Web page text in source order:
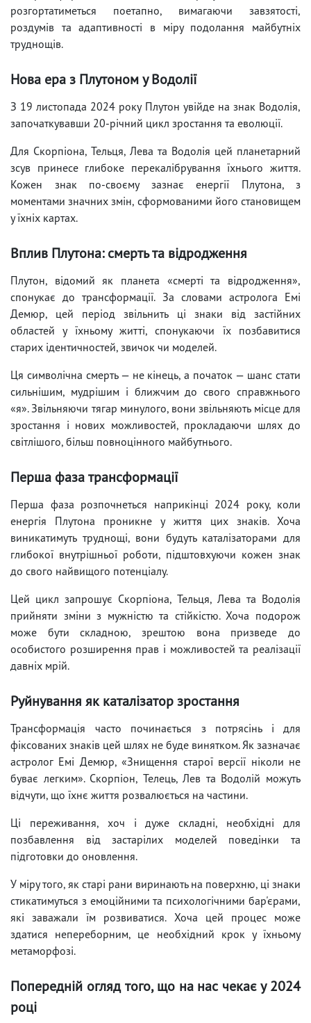
розгортатиметься поетапно, вимагаючи завзятості,
роздумів та адаптивності в міру подолання майбутніх
труднощів.
Нова ера з Плутоном у Водолії
З 19 листопада 2024 року Плутон увійде на знак Водолія,
започаткувавши 20-річний цикл зростання та еволюції.
Для Скорпіона, Тельця, Лева та Водолія цей планетарний
зсув принесе глибоке перекалібрування їхнього життя.
Кожен знак по-своєму зазнає енергії Плутона, з
моментами значних змін, сформованими його становищем
у їхніх картах.
Вплив Плутона: смерть та відродження
Плутон, відомий як планета «смерті та відродження»,
спонукає до трансформації. За словами астролога Емі
Демюр, цей період звільнить ці знаки від застійних
областей у їхньому житті, спонукаючи їх позбавитися
старих ідентичностей, звичок чи моделей.
Ця символічна смерть — не кінець, а початок — шанс стати
сильнішим, мудрішим і ближчим до свого справжнього
«я». Звільняючи тягар минулого, вони звільняють місце для
зростання і нових можливостей, прокладаючи шлях до
світлішого, більш повноцінного майбутнього.
Перша фаза трансформації
Перша фаза розпочнеться наприкінці 2024 року, коли
енергія Плутона проникне у життя цих знаків. Хоча
виникатимуть труднощі, вони будуть каталізаторами для
глибокої внутрішньої роботи, підштовхуючи кожен знак
до свого найвищого потенціалу.
Цей цикл запрошує Скорпіона, Тельця, Лева та Водолія
прийняти зміни з мужністю та стійкістю. Хоча подорож
може бути складною, зрештою вона призведе до
особистого розширення прав і можливостей та реалізації
давніх мрій.
Руйнування як каталізатор зростання
Трансформація часто починається з потрясінь і для
фіксованих знаків цей шлях не буде винятком. Як зазначає
астролог Емі Демюр, «Знищення старої версії ніколи не
буває легким». Скорпіон, Телець, Лев та Водолій можуть
відчути, що їхнє життя розвалюється на частини.
Ці переживання, хоч і дуже складні, необхідні для
позбавлення від застарілих моделей поведінки та
підготовки до оновлення.
У міру того, як старі рани виринають на поверхню, ці знаки
стикатимуться з емоційними та психологічними бар'єрами,
які заважали їм розвиватися. Хоча цей процес може
здатися непереборним, це необхідний крок у їхньому
метаморфозі.
Попередній огляд того, що на нас чекає у 2024
році